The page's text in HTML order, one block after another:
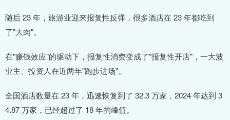
随后 23 年，旅游业迎来报复性反弹，很多酒店在 23 年都吃到
了"大肉"。
在"赚钱效应"的驱动下，报复性消费变成了"报复性开店"，一大波
业主、投资人在近两年"跑步进场"。
全国酒店数量在 23 年，迅速恢复到了 32.3 万家，2024 年达到 3
4.87 万家，已经超过了 18 年的峰值。